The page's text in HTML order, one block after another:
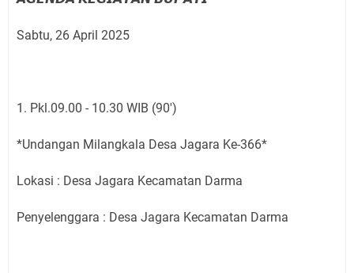
Sabtu, 26 April 2025
1. Pkl.09.00 - 10.30 WIB (90')
*Undangan Milangkala Desa Jagara Ke-366*
Lokasi : Desa Jagara Kecamatan Darma
Penyelenggara : Desa Jagara Kecamatan Darma